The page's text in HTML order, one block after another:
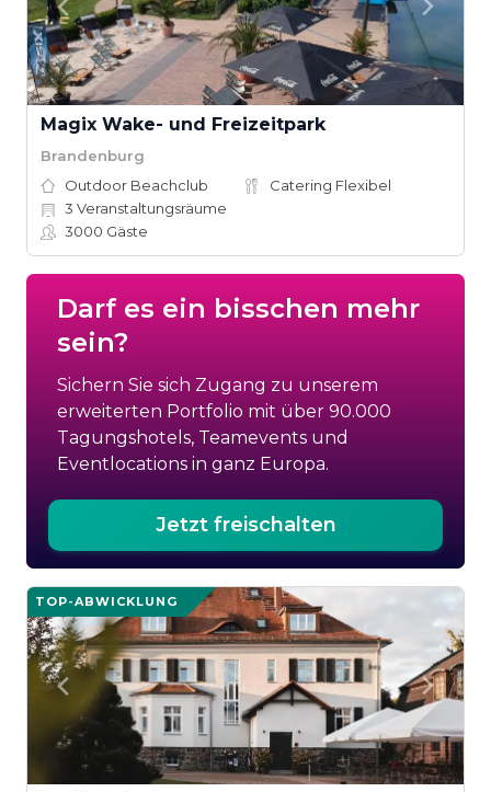
Magix Wake- und Freizeitpark
Brandenburg
Outdoor Beachclub
Catering Flexibel
3 Veranstaltungsräume
3000 Gäste
Darf es ein bisschen mehr
sein?
Sichern Sie sich Zugang zu unserem
erweiterten Portfolio mit über 90.000
Tagungshotels, Teamevents und
Eventlocations in ganz Europa.
Jetzt freischalten
TOP-ABWICKLUNG